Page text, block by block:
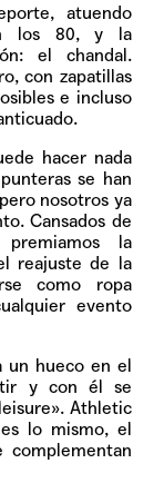
atuendo
los 80, y la
el chandal.
con zapatillas
e incluso
hacer nada
se han
nosotros ya
Cansados de
premiamos la
reajuste de la
como ropa
evento
un hueco en el
y con él se
Athletic
lo mismo, el